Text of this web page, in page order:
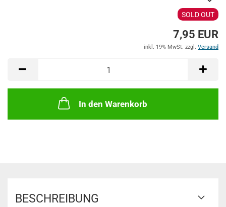
SOLD OUT
7,95 EUR
inkl. 19% MwSt. zzgl. Versand
In den Warenkorb
BESCHREIBUNG